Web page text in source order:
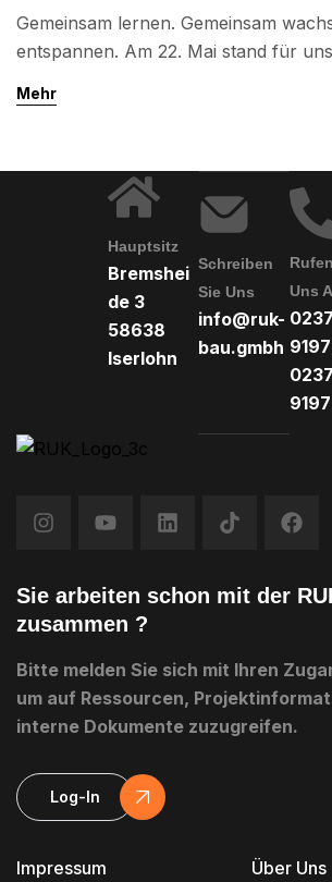
Gemeinsam lernen. Gemeinsam
entspannen. Am 22. Mai stand für
Programm. Das Ziel war klar:
Theorie, sondern um Aufgaben, die
lösen waren. Unser Team stellte sich
unterschiedlichen […]
Mehr
Hauptsitz
Bremshei
de 3
58638
Iserlohn
Schreiben
Sie Uns
info@ruk-
bau.gmbh
Uns
Impressum Über Uns
Sie arbeiten schon mit der
zusammen ?
Bitte melden Sie sich mit Ihren
um auf Ressourcen,
interne Dokumente zuzugreifen.
Log-In